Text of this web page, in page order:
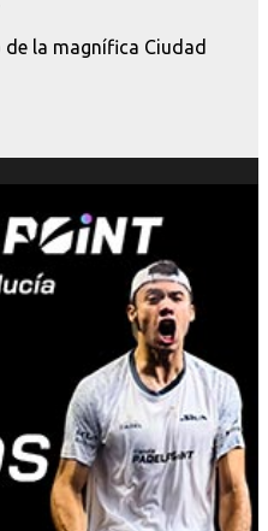
la magnífica Ciudad